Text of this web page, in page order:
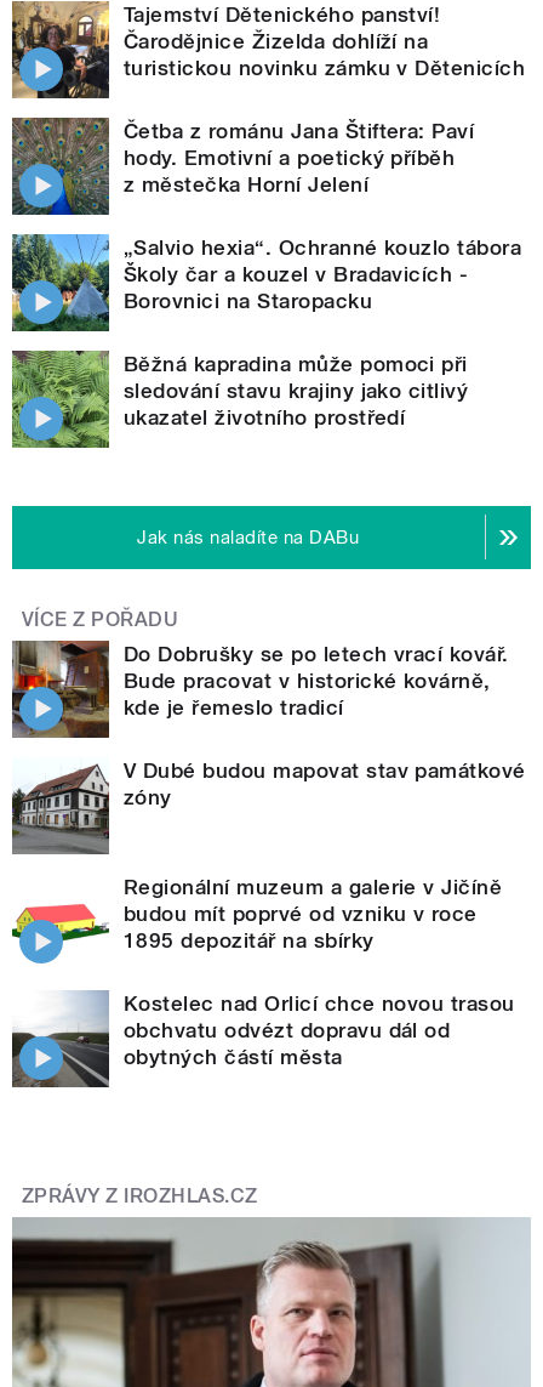
Tajemství Dětenického panství!
Čarodějnice Žizelda dohlíží na
turistickou novinku zámku v Dětenicích
Četba z románu Jana Štiftera: Paví
hody. Emotivní a poetický příběh
z městečka Horní Jelení
„Salvio hexia“. Ochranné kouzlo tábora
Školy čar a kouzel v Bradavicích -
Borovnici na Staropacku
Běžná kapradina může pomoci při
sledování stavu krajiny jako citlivý
ukazatel životního prostředí
Jak nás naladíte na DABu
VÍCE Z POŘADU
Do Dobrušky se po letech vrací kovář.
Bude pracovat v historické kovárně,
kde je řemeslo tradicí
V Dubé budou mapovat stav památkové
zóny
Regionální muzeum a galerie v Jičíně
budou mít poprvé od vzniku v roce
1895 depozitář na sbírky
Kostelec nad Orlicí chce novou trasou
obchvatu odvézt dopravu dál od
obytných částí města
ZPRÁVY Z IROZHLAS.CZ